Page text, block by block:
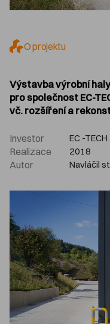
O projektu
Výstavba výrobní
pro společnost EC-
vč. rozšíření a
Investor EC -TECH
Realizace 2018
Autor Navláčil